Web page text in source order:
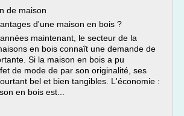
de maison
d'une maison en bois ?
maintenant, le secteur de la
en bois connaît une demande de
Si la maison en bois a pu
de mode de par son originalité, ses
bel et bien tangibles. L'économie :
en bois est...